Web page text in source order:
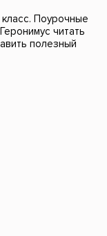
Поурочные
читать
полезный